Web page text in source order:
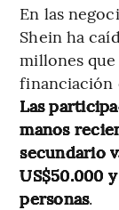
En las
Shein ha
millones
financiación
Las
manos
secundario
US$50.000
personas.